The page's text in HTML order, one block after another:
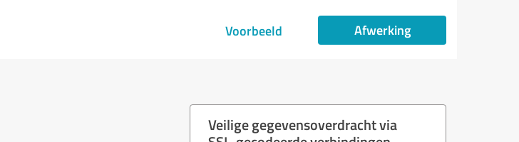
Voorbeeld Afwerking
Veilige gegevensoverdracht via